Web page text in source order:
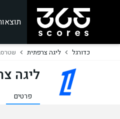
כדורגל ליגה צרפתית
ליגה
פרטים